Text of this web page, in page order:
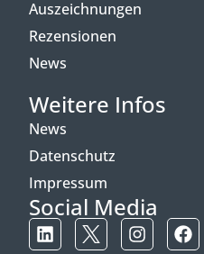
Auszeichnungen
Rezensionen
News
Weitere Infos
News
Datenschutz
Impressum
Social Media